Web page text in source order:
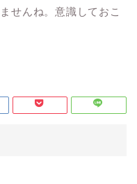
せんね。意識しておこ